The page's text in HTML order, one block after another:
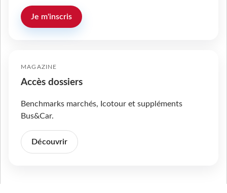
Je m'inscris
MAGAZINE
Accès dossiers
Benchmarks marchés, Icotour et suppléments
Bus&Car.
Découvrir